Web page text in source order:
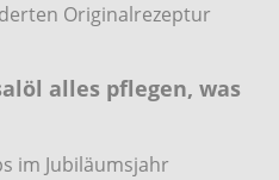
Originalrezeptur
alles pflegen, was
im Jubiläumsjahr